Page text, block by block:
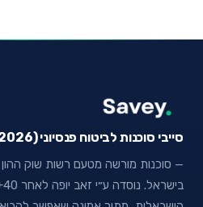
סייבי סוכנות לביטוח פנסיוני (2026) בע״מ
— סוכנות מורשה מטעם רשות שוק ההון